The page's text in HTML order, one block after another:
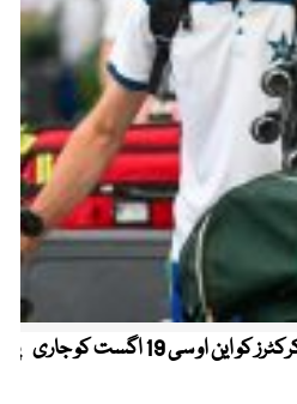
کیریبین پریمیئر لیگ ، قومی کرکٹرز کو این او سی 19 اگست کو جاری